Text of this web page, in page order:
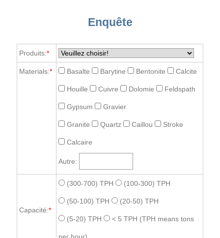
Enquête
Produits:*
Materials:* Basalte Barytine Bentonite Calcite
Houille Cuivre Dolomie Feldspath
Gypsum Gravier
Granite Quartz Caillou Stroke
Calcaire
Autre:
Capacité:*
(300-700) TPH (100-300) TPH
(50-100) TPH (20-50) TPH
(5-20) TPH < 5 TPH (TPH means tons
per hour)